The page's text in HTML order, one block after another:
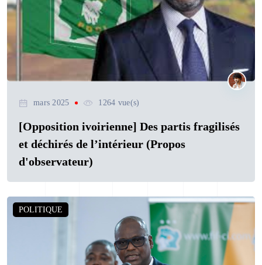
mars 2025 1264 vue(s)
[Opposition ivoirienne] Des partis fragilisés
et déchirés de l’intérieur (Propos
d'observateur)
POLITIQUE